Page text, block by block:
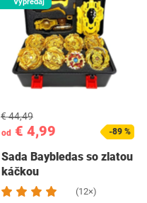
Výpredaj
od € 4,99
€ 44,49
-89 %
Sada Baybledas so zlatou
káčkou
(12×)